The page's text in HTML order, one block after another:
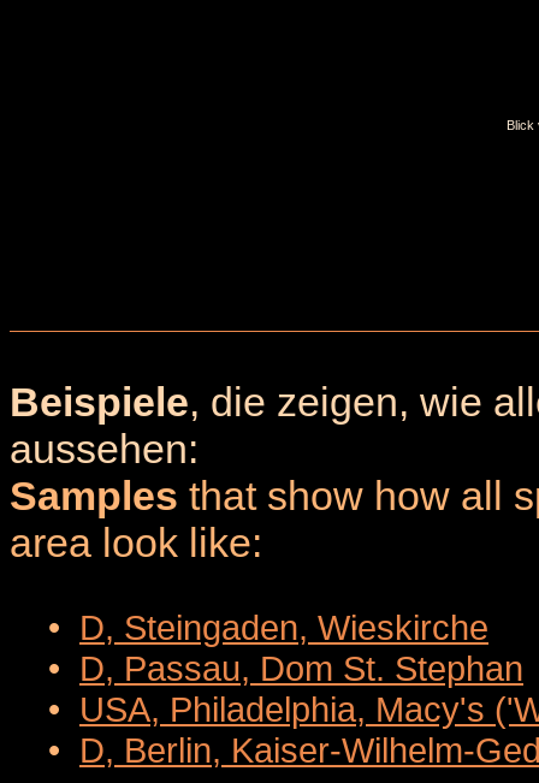
Blick
Beispiele, die zeigen, wie
aussehen:
Samples that show how all
area look like:
• D, Steingaden, Wieskirche
• D, Passau, Dom St. Stephan
• USA, Philadelphia, Macy's
• D, Berlin, Kaiser-Wilhelm-